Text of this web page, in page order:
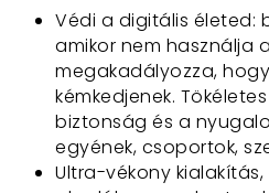
Védi a digitális életed:
amikor nem használja
megakadályozza,
kémkedjenek.
biztonság és a
egyének, csoportok,
Ultra-vékony kialakítás,